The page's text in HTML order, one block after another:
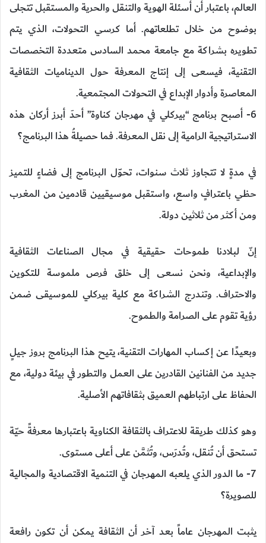
العالم، باعتبار أن أسئلة الهوية والتنقل والحرية والمستقبل تتجلى
بوضوح من خلال تطلعاتهم. أما كرسي التحولات، الذي يتم
تطويره بشراكة مع جامعة محمد السادس متعددة التخصصات
التقنية، فيسعى إلى إنتاج المعرفة حول الديناميات الثقافية
المعاصرة وأدوار الإبداع في التحولات المجتمعية.
6- أصبح برنامج “بيركلي في مهرجان كناوة” أحدَ أبرز أركان هذه
الاستراتيجية الرامية إلى نقل المعرفة. فما حصيلةُ هذا البرنامج؟
في مدةٍ لا تتجاوز ثلاث سنوات، تحوّل البرنامج إلى فضاءٍ للتميز
حظي باعترافٍ واسع، واستقبل موسيقيين قادمين من المغرب
ومن أكثر من ثلاثين دولة.
إنّ لبلادنا طموحات حقيقية في مجال الصناعات الثقافية
والإبداعية، ونحن نسعى إلى خلق فرص ملموسة للتكوين
والاحتراف. وتندرج الشراكة مع كلية بيركلي للموسيقى ضمن
رؤية تقوم على الصرامة والطموح.
وبعيدًا عن إكساب المهارات التقنية، يتيح هذا البرنامج بروز جيلٍ
جديد من الفنانين القادرين على العمل والتطور في بيئة دولية، مع
الحفاظ على ارتباطهم العميق بثقافاتهم الأصلية.
وهو كذلك طريقة للاعتراف بالثقافة الكناوية باعتبارها معرفةً حيّة
تستحق أن تُنقل، وتُدرَس، وتُثمَّن على أعلى مستوى.
7- ما الدور الذي يلعبه المهرجان في التنمية الاقتصادية والمجالية
للصويرة؟
يثبت المهرجان عاماً بعد آخر أن الثقافة يمكن أن تكون رافعة